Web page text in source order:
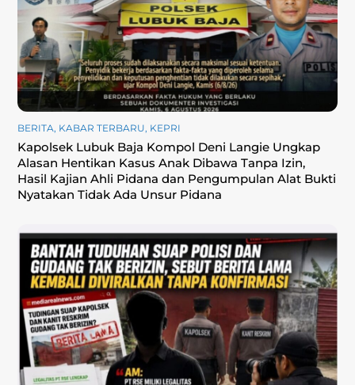
BERITA, KABAR TERBARU, KEPRI
Kapolsek Lubuk Baja Kompol Deni Langie Ungkap
Alasan Hentikan Kasus Anak Dibawa Tanpa Izin,
Hasil Kajian Ahli Pidana dan Pengumpulan Alat Bukti
Nyatakan Tidak Ada Unsur Pidana